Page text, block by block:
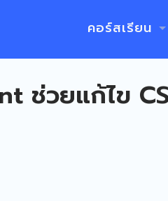
คอร์สเรียน
ช่วยแก้ไข